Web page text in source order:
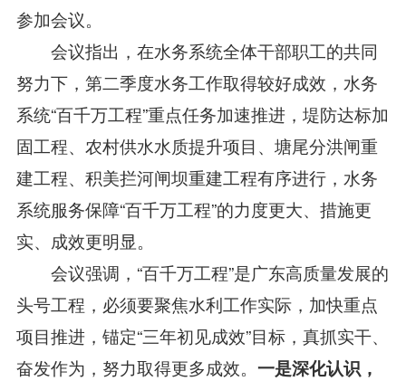
参加会议。
会议指出，在水务系统全体干部职工的共同
努力下，第二季度水务工作取得较好成效，水务
系统“百千万工程”重点任务加速推进，堤防达标加
固工程、农村供水水质提升项目、塘尾分洪闸重
建工程、积美拦河闸坝重建工程有序进行，水务
系统服务保障“百千万工程”的力度更大、措施更
实、成效更明显。
会议强调，“百千万工程”是广东高质量发展的
头号工程，必须要聚焦水利工作实际，加快重点
项目推进，锚定“三年初见成效”目标，真抓实干、
奋发作为，努力取得更多成效。 一是深化认识，